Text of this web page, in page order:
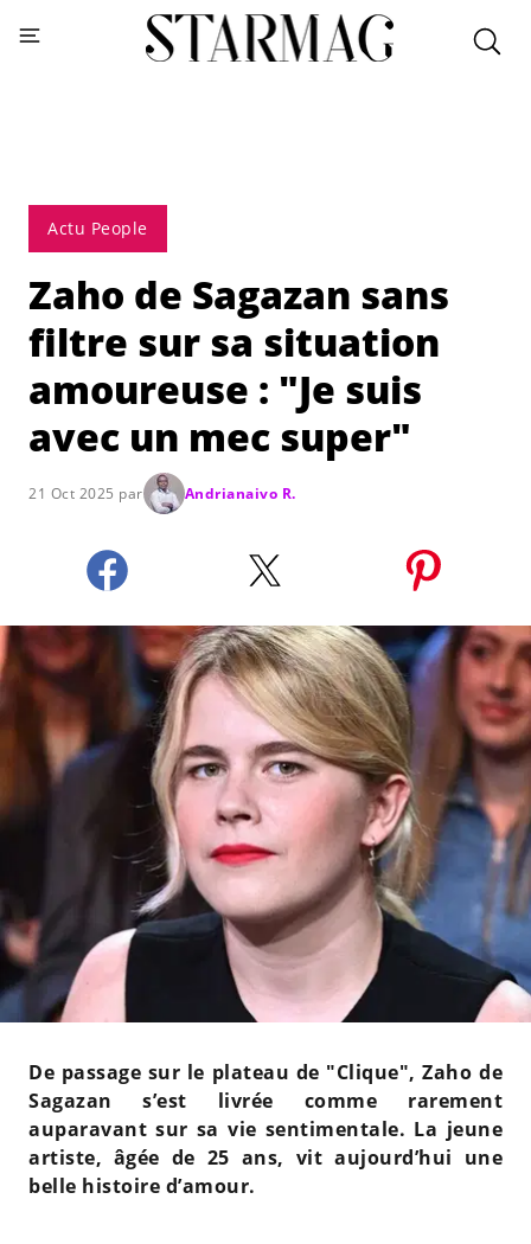
Actu People
Zaho de Sagazan sans
filtre sur sa situation
amoureuse : "Je suis
avec un mec super"
21 Oct 2025 par Andrianaivo R.
De passage sur le plateau de "Clique", Zaho de
Sagazan s’est livrée comme rarement
auparavant sur sa vie sentimentale. La jeune
artiste, âgée de 25 ans, vit aujourd’hui une
belle histoire d’amour.